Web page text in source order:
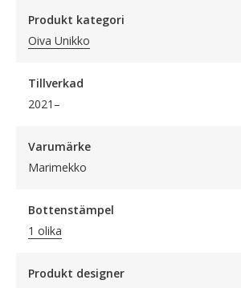
Produkt kategori
Oiva Unikko
Tillverkad
2021–
Varumärke
Marimekko
Bottenstämpel
1 olika
Produkt designer